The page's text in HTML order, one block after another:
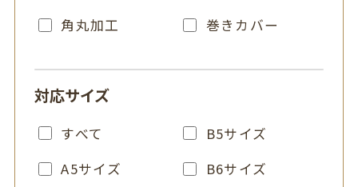
角丸加工
巻きカバー
対応サイズ
すべて
B5サイズ
A5サイズ
B6サイズ